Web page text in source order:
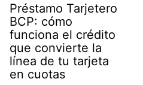
Préstamo Tarjetero
BCP: cómo
funciona el crédito
que convierte la
línea de tu tarjeta
en cuotas